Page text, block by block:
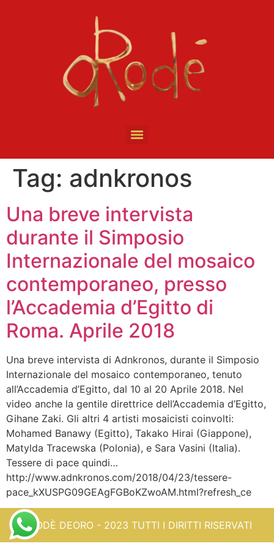
Tag: adnkronos
Una breve intervista
durante il Simposio
Internazionale del mosaico
contemporaneo, presso
l’Accademia d’Egitto di
Roma. Aprile 2018
Una breve intervista di Adnkronos, durante il Simposio
Internazionale del mosaico contemporaneo, tenuto
all’Accademia d’Egitto, dal 10 al 20 Aprile 2018. Nel
video anche la gentile direttrice dell’Accademia d’Egitto,
Gihane Zaki. Gli altri 4 artisti mosaicisti coinvolti:
Mohamed Banawy (Egitto), Takako Hirai (Giappone),
Matylda Tracewska (Polonia), e Sara Vasini (Italia).
Tessere di pace quindi…
http://www.adnkronos.com/2018/04/23/tessere-
pace_kXUSPG09GEAgFGBoKZwoAM.html?refresh_ce
ORODÈ DEORO - 2023 TUTTI I DIRITTI RISERVATI